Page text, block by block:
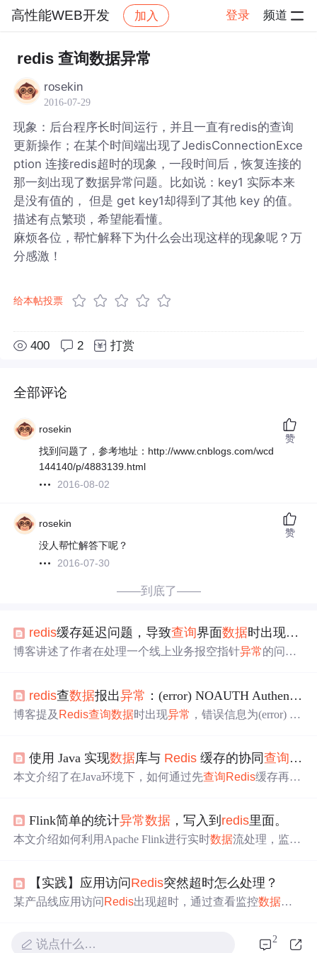
高性能WEB开发 加入 登录 频道
社区 高性能WEB开发
redis 查询数据异常
rosekin
2016-07-29
现象：后台程序长时间运行，并且一直有redis的查询
更新操作；在某个时间端出现了JedisConnectionExce
ption 连接redis超时的现象，一段时间后，恢复连接的
那一刻出现了数据异常问题。比如说：key1 实际本来
是没有值的， 但是 get key1却得到了其他 key 的值。
描述有点繁琐，希望能看懂。
麻烦各位，帮忙解释下为什么会出现这样的现象呢？万
分感激！
给本帖投票
400 2 打赏
全部评论
rosekin
找到问题了，参考地址：http://www.cnblogs.com/wcd
144140/p/4883139.html
2016-08-02
赞
rosekin
没人帮忙解答下呢？
2016-07-30
赞
——到底了——
redis缓存延迟问题，导致查询界面数据时出现空指针
博客讲述了作者在处理一个线上业务报空指针异常的问题
终怀疑是延迟加载问题。重启Redis服务和服务器后，问
题得到解决。博客强调了遇到未知问题时，重启服务是一
redis查数据报出异常 ：(error) NOAUTH Authentication required.
博客提及 Redis查询数据时出现异常 ，错误信息为(error) N
使用 Java 实现数据库与 Redis 缓存的协同查询：
本文介绍了在Java环境下，如何通过先查询Redis缓存再查
以及实际应用场景。提供了使用Jedis单例模式、连接池优
化和Spring Boot中RedisTemplate的实现方法，并讨论了缓
Flink简单的统计异常数据 ，写入到 redis里面。
本文介绍如何利用Apache Flink进行实时数据流处理，监测
【实践】应用访问 Redis突然超时怎么处理？
某产品线应用访问 Redis出现超时，通过查看监控数据、
Redis节点产生慢 。经验证定位到问题节点和超时ke
说点什么… 2